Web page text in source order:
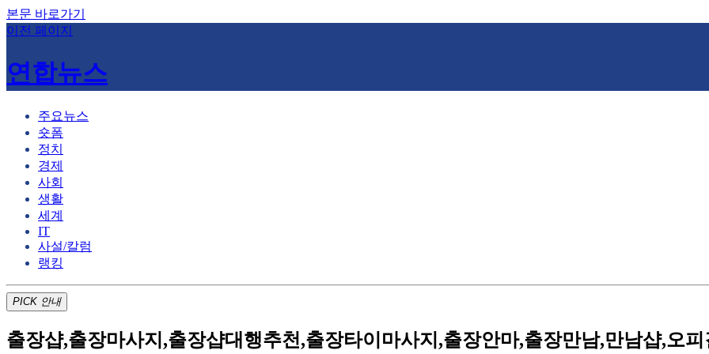
본문 바로가기
이전 페이지
연합뉴스
주요뉴스
숏폼
정치
경제
사회
생활
세계
IT
사설/칼럼
랭킹
PICK 안내
출장샵,출장마사지,출장샵대행추천,출장타이마사지,출장안마,출장만남,만남샵,오피